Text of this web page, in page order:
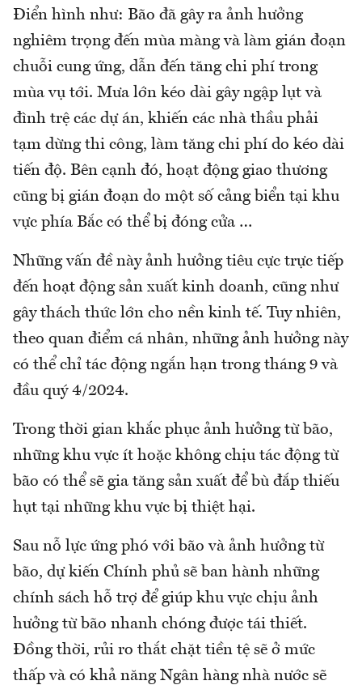
Điển hình như: Bão đã gây ra ảnh hưởng
nghiêm trọng đến mùa màng và làm gián đoạn
chuỗi cung ứng, dẫn đến tăng chi phí trong
mùa vụ tới. Mưa lớn kéo dài gây ngập lụt và
đình trệ các dự án, khiến các nhà thầu phải
tạm dừng thi công, làm tăng chi phí do kéo dài
tiến độ. Bên cạnh đó, hoạt động giao thương
cũng bị gián đoạn do một số cảng biển tại khu
vực phía Bắc có thể bị đóng cửa …
Những vấn đề này ảnh hưởng tiêu cực trực tiếp
đến hoạt động sản xuất kinh doanh, cũng như
gây thách thức lớn cho nền kinh tế. Tuy nhiên,
theo quan điểm cá nhân, những ảnh hưởng này
có thể chỉ tác động ngắn hạn trong tháng 9 và
đầu quý 4/2024.
Trong thời gian khắc phục ảnh hưởng từ bão,
những khu vực ít hoặc không chịu tác động từ
bão có thể sẽ gia tăng sản xuất để bù đắp thiếu
hụt tại những khu vực bị thiệt hại.
Sau nỗ lực ứng phó với bão và ảnh hưởng từ
bão, dự kiến Chính phủ sẽ ban hành những
chính sách hỗ trợ để giúp khu vực chịu ảnh
hưởng từ bão nhanh chóng được tái thiết.
Đồng thời, rủi ro thắt chặt tiền tệ sẽ ở mức
thấp và có khả năng Ngân hàng nhà nước sẽ